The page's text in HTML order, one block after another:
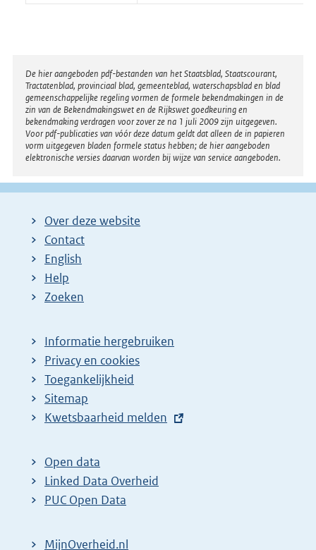
Disclaimer
De hier aangeboden pdf-bestanden van het Staatsblad, Staatscourant,
Tractatenblad, provinciaal blad, gemeenteblad, waterschapsblad en blad
gemeenschappelijke regeling vormen de formele bekendmakingen in de
zin van de Bekendmakingswet en de Rijkswet goedkeuring en
bekendmaking verdragen voor zover ze na 1 juli 2009 zijn uitgegeven.
Voor pdf-publicaties van vóór deze datum geldt dat alleen de in papieren
vorm uitgegeven bladen formele status hebben; de hier aangeboden
elektronische versies daarvan worden bij wijze van service aangeboden.
Over deze website
Contact
English
Help
Zoeken
Informatie hergebruiken
Privacy en cookies
Toegankelijkheid
Sitemap
E
t
e
r
Kwetsbaarheid melden
Open data
Linked Data Overheid
PUC Open Data
MijnOverheid.nl